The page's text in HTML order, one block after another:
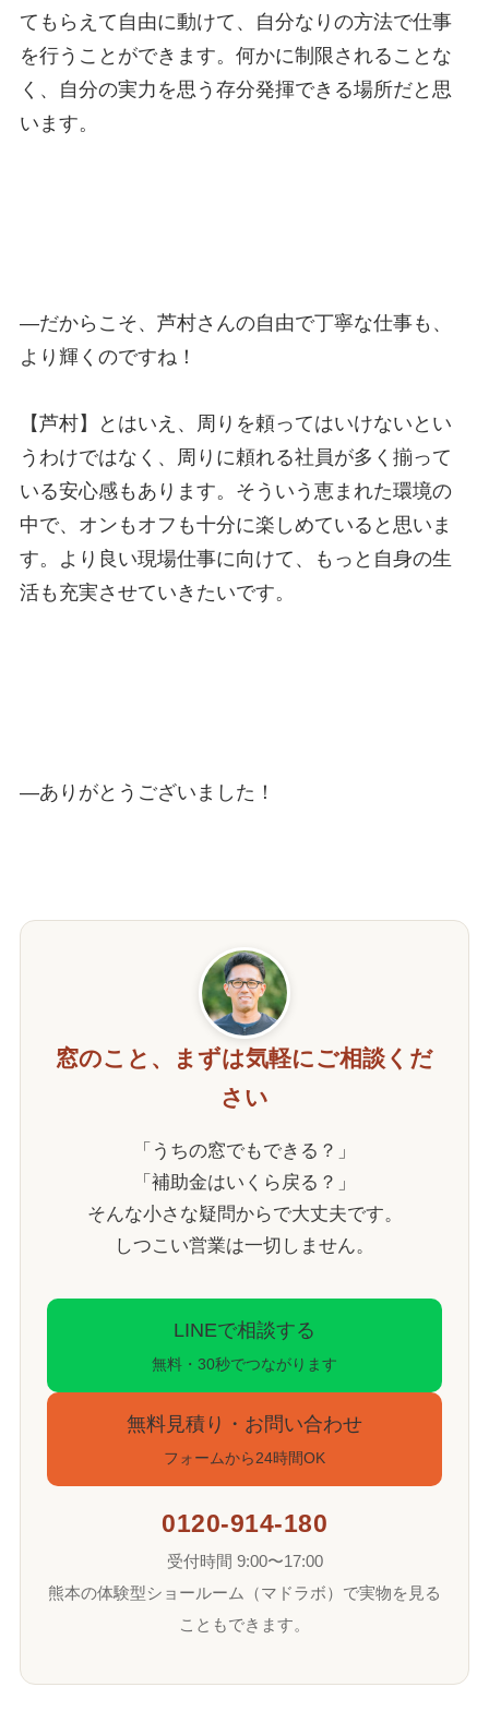
てもらえて自由に動けて、自分なりの方法で仕事
を行うことができます。何かに制限されることな
く、自分の実力を思う存分発揮できる場所だと思
います。
—だからこそ、芦村さんの自由で丁寧な仕事も、
より輝くのですね！
【芦村】とはいえ、周りを頼ってはいけないとい
うわけではなく、周りに頼れる社員が多く揃って
いる安心感もあります。そういう恵まれた環境の
中で、オンもオフも十分に楽しめていると思いま
す。より良い現場仕事に向けて、もっと自身の生
活も充実させていきたいです。
—ありがとうございました！
窓のこと、まずは気軽にご相談くだ
さい
「うちの窓でもできる？」
「補助金はいくら戻る？」
そんな小さな疑問からで大丈夫です。
しつこい営業は一切しません。
LINEで相談する
無料・30秒でつながります
無料見積り・お問い合わせ
フォームから24時間OK
0120-914-180
受付時間 9:00〜17:00
熊本の体験型ショールーム（マドラボ）で実物を見る
こともできます。